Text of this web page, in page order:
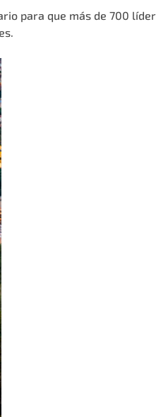
para que más de 700